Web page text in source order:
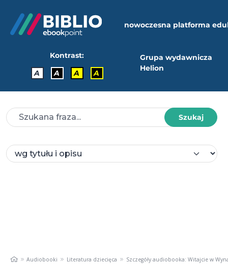
nowoczesna platforma
Kontrast:
A
A A A
Grupa wydawnicza
Helion
Szukaj
Audiobooki Literatura dziecięca Szczegóły audiobooka: Witajcie w